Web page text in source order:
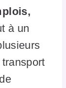
à un